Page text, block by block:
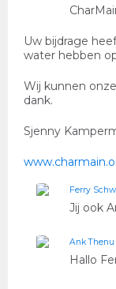
Uw bijdrage
water hebben
Wij kunnen
dank.
Sjenny
Ferry
Jij ook
Ank Thenu
Hallo